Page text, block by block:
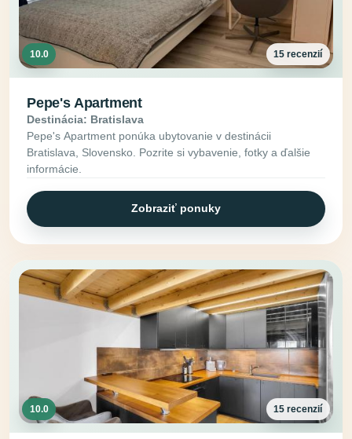
10.0 15 recenzií
Pepe's Apartment
Destinácia: Bratislava
Pepe's Apartment ponúka ubytovanie v destinácii
Bratislava, Slovensko. Pozrite si vybavenie, fotky a ďalšie
informácie.
Zobraziť ponuky
10.0 15 recenzií